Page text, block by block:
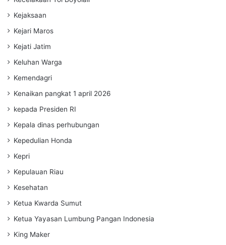
Kejaksaan
Kejari Maros
Kejati Jatim
Keluhan Warga
Kemendagri
Kenaikan pangkat 1 april 2026
kepada Presiden RI
Kepala dinas perhubungan
Kepedulian Honda
Kepri
Kepulauan Riau
Kesehatan
Ketua Kwarda Sumut
Ketua Yayasan Lumbung Pangan Indonesia
King Maker